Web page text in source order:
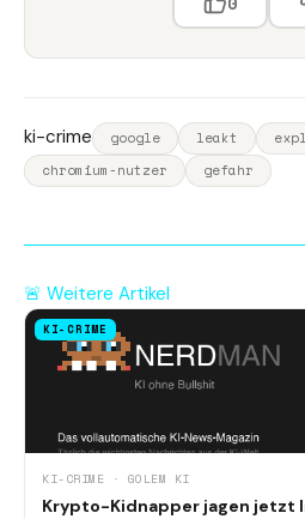
ki-crime google leakt
chromium-nutzer
gefahr
🚨 Weitere Artikel
KI-CRIME
KI-CRIME · GOLEM KI
Krypto-Kidnapper jagen jetzt